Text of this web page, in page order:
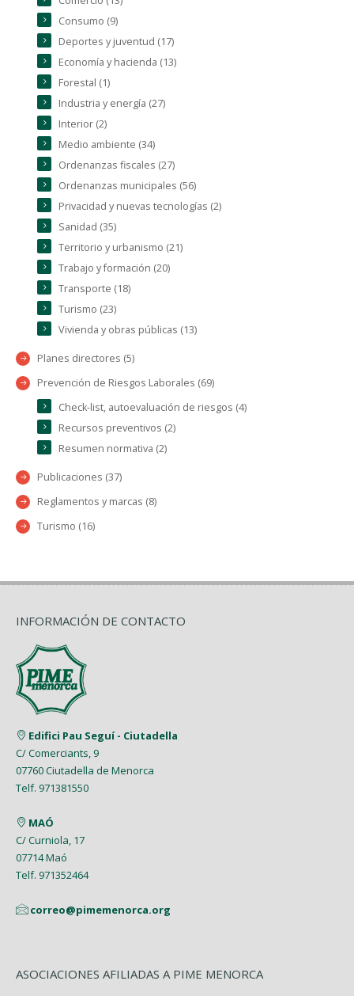
Consumo (9)
Deportes y juventud (17)
Economía y hacienda (13)
Forestal (1)
Industria y energía (27)
Interior (2)
Medio ambiente (34)
Ordenanzas fiscales (27)
Ordenanzas municipales (56)
Privacidad y nuevas tecnologías (2)
Sanidad (35)
Territorio y urbanismo (21)
Trabajo y formación (20)
Transporte (18)
Turismo (23)
Vivienda y obras públicas (13)
Planes directores (5)
Prevención de Riesgos Laborales (69)
Check-list, autoevaluación de riesgos (4)
Recursos preventivos (2)
Resumen normativa (2)
Publicaciones (37)
Reglamentos y marcas (8)
Turismo (16)
INFORMACIÓN DE CONTACTO
Edifici Pau Seguí - Ciutadella
C/ Comerciants, 9
07760 Ciutadella de Menorca
Telf. 971381550
MAÓ
C/ Curniola, 17
07714 Maó
Telf. 971352464
correo@pimemenorca.org
ASOCIACIONES AFILIADAS A PIME MENORCA